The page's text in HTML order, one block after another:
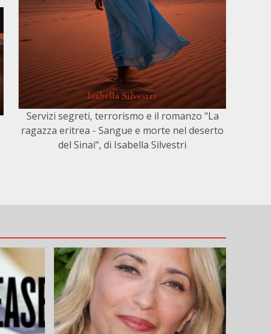
Servizi segreti, terrorismo e il romanzo "La
ragazza eritrea - Sangue e morte nel deserto
del Sinai", di Isabella Silvestri